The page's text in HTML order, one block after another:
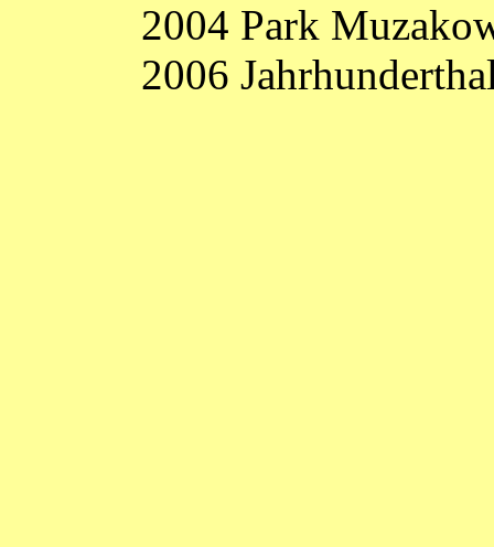
2004 Park
2006